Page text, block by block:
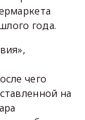
года.
чего
на